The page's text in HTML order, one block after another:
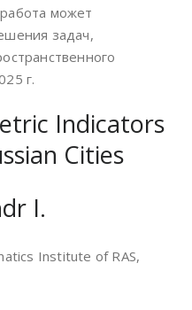
может
задач,
г.
Indicators
Cities
I.
Institute of RAS,